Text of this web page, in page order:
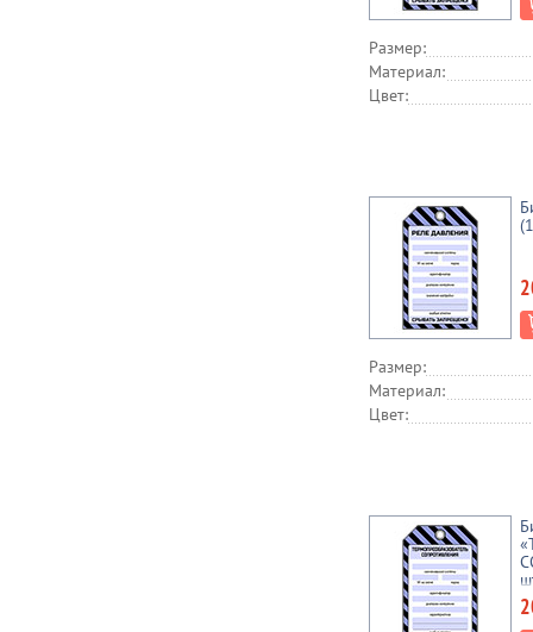
Размер:
Материал:
Цвет:
Размер:
Материал:
Цвет: